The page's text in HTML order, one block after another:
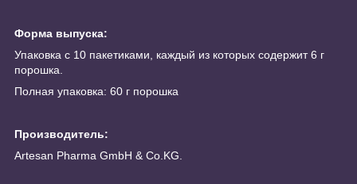
Форма выпуска:
Упаковка с 10 пакетиками, каждый из которых содержит 6 г
порошка.
Полная упаковка: 60 г порошка
Производитель:
Artesan Pharma GmbH & Co.KG.